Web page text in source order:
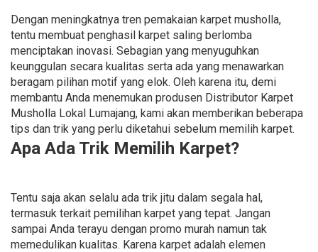
Dengan meningkatnya tren pemakaian karpet musholla,
tentu membuat penghasil karpet saling berlomba
menciptakan inovasi. Sebagian yang menyuguhkan
keunggulan secara kualitas serta ada yang menawarkan
beragam pilihan motif yang elok. Oleh karena itu, demi
membantu Anda menemukan produsen Distributor Karpet
Musholla Lokal Lumajang, kami akan memberikan beberapa
tips dan trik yang perlu diketahui sebelum memilih karpet.
Apa Ada Trik Memilih Karpet?
Tentu saja akan selalu ada trik jitu dalam segala hal,
termasuk terkait pemilihan karpet yang tepat. Jangan
sampai Anda terayu dengan promo murah namun tak
memedulikan kualitas. Karena karpet adalah elemen